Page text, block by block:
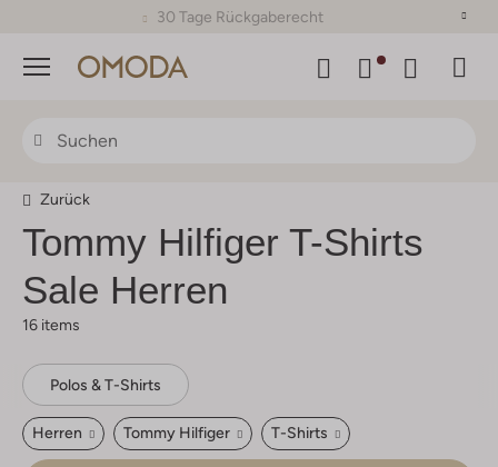
30 Tage Rückgaberecht
Menü
Zurück
Tommy Hilfiger T-Shirts
Sale Herren
16 items
Polos & T-Shirts
Herren Tommy Hilfiger T-Shirts